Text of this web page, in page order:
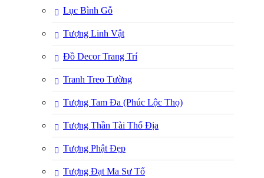
Lục Bình Gỗ
Tượng Linh Vật
Đồ Decor Trang Trí
Tranh Treo Tường
Tượng Tam Đa (Phúc Lộc Thọ)
Tượng Thần Tài Thổ Địa
Tượng Phật Đẹp
Tượng Đạt Ma Sư Tổ